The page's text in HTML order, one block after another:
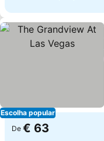
Escolha popular
De € 63